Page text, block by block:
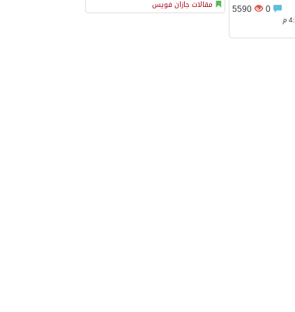
مقالات جازان فويس 0
5590